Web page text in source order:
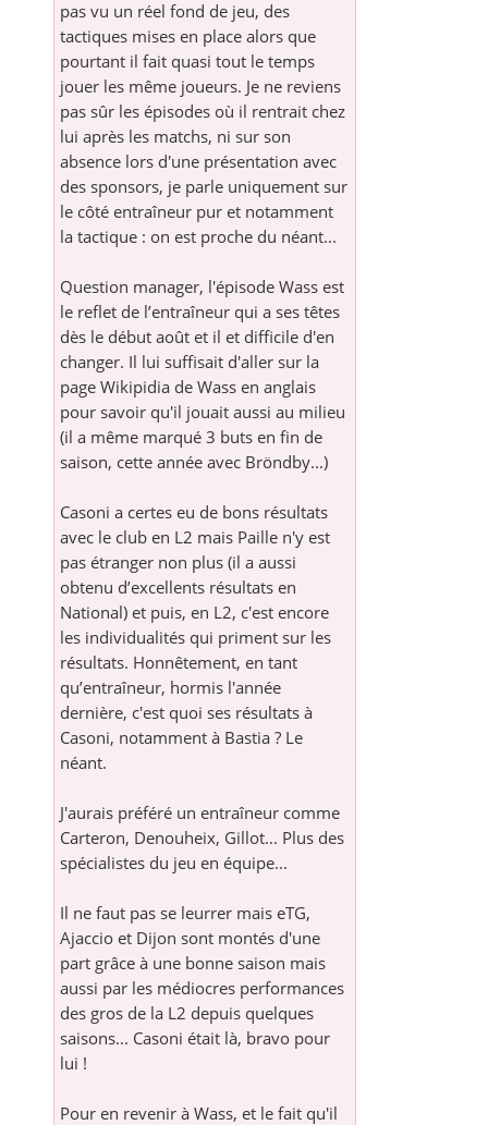
pas vu un réel fond de jeu, des
tactiques mises en place alors que
pourtant il fait quasi tout le temps
jouer les même joueurs. Je ne reviens
pas sûr les épisodes où il rentrait chez
lui après les matchs, ni sur son
absence lors d'une présentation avec
des sponsors, je parle uniquement sur
le côté entraîneur pur et notamment
la tactique : on est proche du néant...
Question manager, l'épisode Wass est
le reflet de l’entraîneur qui a ses têtes
dès le début août et il et difficile d'en
changer. Il lui suffisait d'aller sur la
page Wikipidia de Wass en anglais
pour savoir qu'il jouait aussi au milieu
(il a même marqué 3 buts en fin de
saison, cette année avec Bröndby...)
Casoni a certes eu de bons résultats
avec le club en L2 mais Paille n'y est
pas étranger non plus (il a aussi
obtenu d’excellents résultats en
National) et puis, en L2, c'est encore
les individualités qui priment sur les
résultats. Honnêtement, en tant
qu’entraîneur, hormis l'année
dernière, c'est quoi ses résultats à
Casoni, notamment à Bastia ? Le
néant.
J'aurais préféré un entraîneur comme
Carteron, Denouheix, Gillot... Plus des
spécialistes du jeu en équipe...
Il ne faut pas se leurrer mais eTG,
Ajaccio et Dijon sont montés d'une
part grâce à une bonne saison mais
aussi par les médiocres performances
des gros de la L2 depuis quelques
saisons... Casoni était là, bravo pour
lui !
Pour en revenir à Wass, et le fait qu'il